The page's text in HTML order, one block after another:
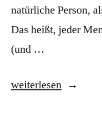
natürliche Person,
Das heißt, jeder
(und …
„Grundrechtsträger“
weiterlesen